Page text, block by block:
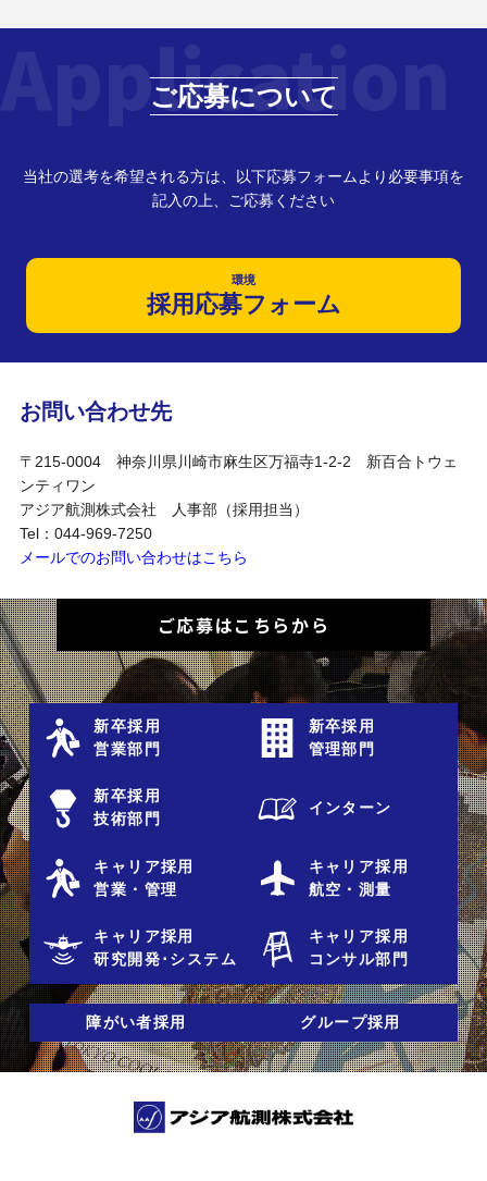
ご応募について
Application
当社の選考を希望される方は、以下応募フォームより必要事項を
記入の上、ご応募ください
環境
採用応募フォーム
お問い合わせ先
〒215-0004 神奈川県川崎市麻生区万福寺1-2-2 新百合トウェ
ンティワン
アジア航測株式会社 人事部（採用担当）
Tel：044-969-7250
メールでのお問い合わせはこちら
ご応募はこちらから
新卒採用
営業部門
新卒採用
管理部門
新卒採用
技術部門
インターン
キャリア採用
営業・管理
キャリア採用
航空・測量
キャリア採用
研究開発･システム
キャリア採用
コンサル部門
障がい者採用 グループ採用